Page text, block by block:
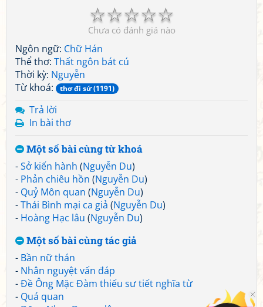
☆
☆
☆
☆
☆
Chưa có đánh giá nào
Ngôn ngữ: Chữ Hán
Thể thơ: Thất ngôn bát cú
Thời kỳ: Nguyễn
Từ khoá:
thơ đi sứ (1191)
Trả lời
In bài thơ
Một số bài cùng từ khoá
-Sở kiến hành (Nguyễn Du)
- Phản chiêu hồn (Nguyễn Du)
- Quỷ Môn quan (Nguyễn Du)
-Thái Bình mại ca giả (Nguyễn Du)
- Hoàng Hạc lâu (Nguyễn Du)
Một số bài cùng tác giả
- Bần nữ thán
- Nhân nguyệt vấn đáp
-Đề Ông Mặc Đàm thiếu sư tiết nghĩa từ
- Quá quan